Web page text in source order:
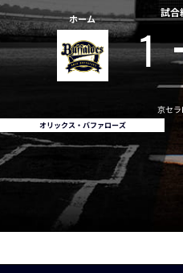
ホーム
オリックス・バファローズ
試合
1
京セ